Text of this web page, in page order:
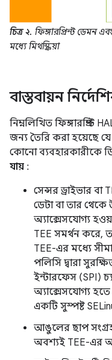
চিত্র ২. ফিঙ্গারপ্রিন্ট ডেমন
মধ্যে মিথস্ক্রিয়া
বাস্তবায়ন
নিম্নলিখিত ফিঙ্গারপ্রিন্ট
জন্য তৈরি করা হয়েছে যে
কোনো ব্যবহারকারীকে
যায় :
সেন্সর ড্রাইভার বা
ডেটা বা তার
অ্যাক্সেসযোগ্য
TEE সমর্থন করে,
TEE-এর মধ্যে
পলিসি দ্বারা
ইন্টারফেস (SPI)
অ্যাক্সেসযোগ্য
একটি সুস্পষ্ট
আঙুলের ছাপ
অবশ্যই TEE-এর